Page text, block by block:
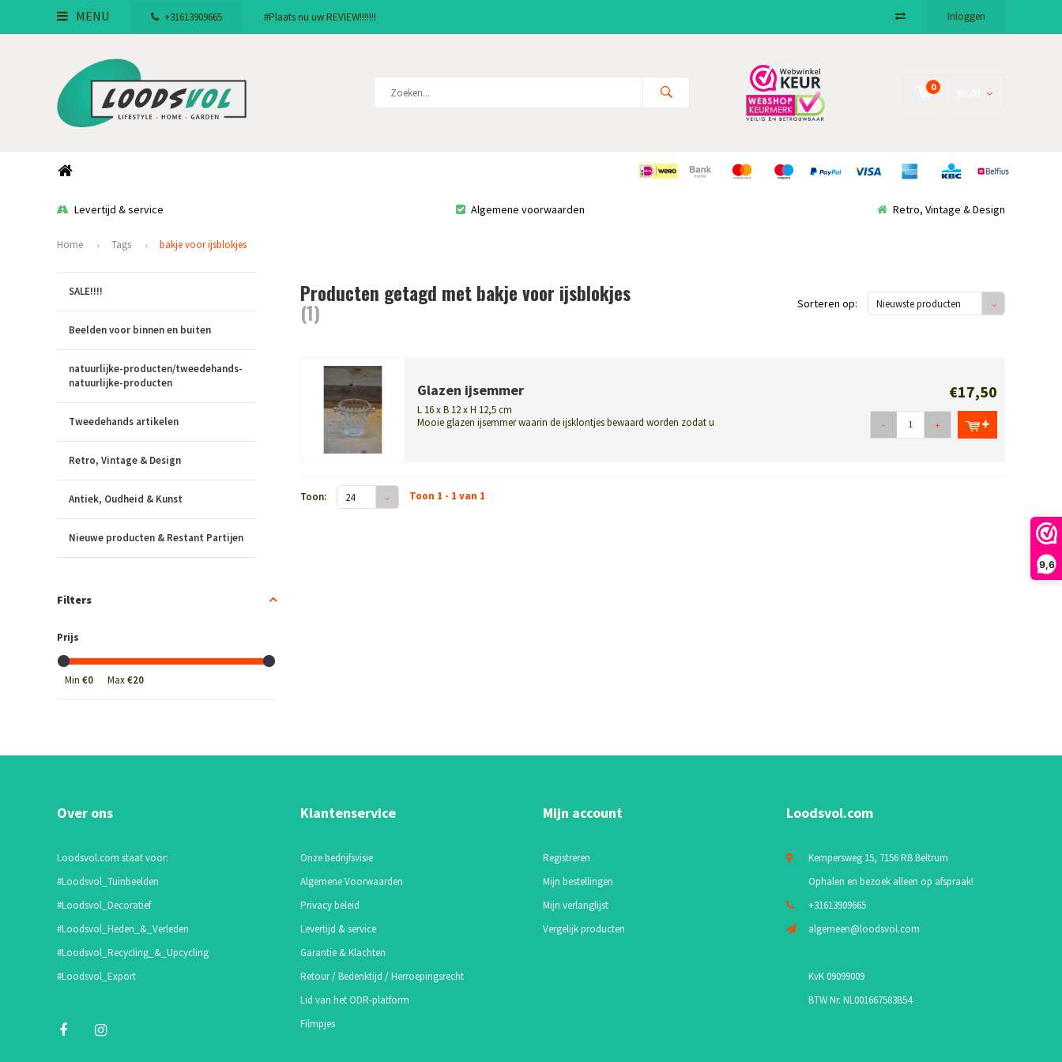
9,6
MENU +31613909665 #Plaats nu uw REVIEW!!!!!!! Inloggen
0
Levertijd & service Algemene voorwaarden Retro, Vintage & Design
Home Tags bakje voor ijsblokjes
SALE!!!!
Beelden voor binnen en buiten
natuurlijke-producten/tweedehands-
natuurlijke-producten
Tweedehands artikelen
Retro, Vintage & Design
Antiek, Oudheid & Kunst
Nieuwe producten & Restant Partijen
Filters
Prijs
Min €0 Max€20
Producten getagd met bakje voor ijsblokjes
(1) Sorteren op: Nieuwste producten
Glazen ijsemmer
L 16 x B 12 x H 12,5 cm
Mooie glazen ijsemmer waarin de ijsklontjes bewaard worden zodat u
€17,50
- +
Toon: 24 Toon 1 - 1 van 1
Over ons
Loodsvol.com staat voor:
#Loodsvol_Tuinbeelden
#Loodsvol_Decoratief
#Loodsvol_Heden_&_Verleden
#Loodsvol_Recycling_&_Upcycling
#Loodsvol_Export
Klantenservice
Onze bedrijfsvisie
Algemene Voorwaarden
Privacy beleid
Levertijd & service
Garantie & Klachten
Retour / Bedenktijd / Herroepingsrecht
Lid van het ODR-platform
Filmpjes
Mijn account
Registreren
Mijn bestellingen
Mijn verlanglijst
Vergelijk producten
Loodsvol.com
Kempersweg 15, 7156 RB Beltrum
Ophalen en bezoek alleen op afspraak!
+31613909665
algemeen@loodsvol.com
KvK 09099009
BTW Nr. NL001667583B54